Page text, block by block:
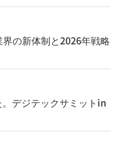
の新体制と2026年戦略
。デジテックサミットin